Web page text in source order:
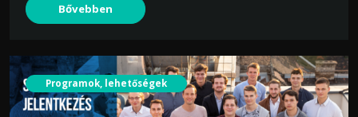
Bővebben
Programok, lehetőségek